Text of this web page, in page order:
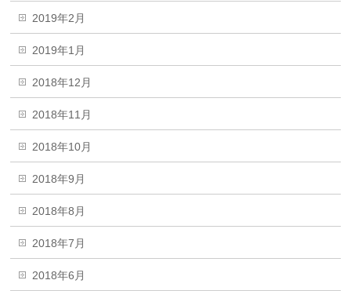
2019年2月
2019年1月
2018年12月
2018年11月
2018年10月
2018年9月
2018年8月
2018年7月
2018年6月